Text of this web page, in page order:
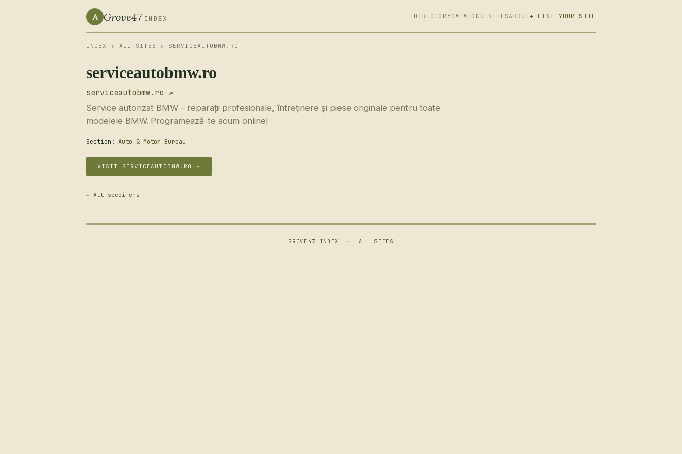
A Grove47 INDEX DIRECTORYCATALOGUE SITESABOUT + LIST YOUR SITE
INDEX › ALL SITES › SERVICEAUTOBMW.RO
serviceautobmw.ro
serviceautobmw.ro ↗
Service autorizat BMW – reparații profesionale, întreținere și piese originale pentru toate
modelele BMW. Programează-te acum online!
Section: Auto & Motor Bureau
VISIT SERVICEAUTOBMW.RO →
← All specimens
GROVE47 INDEX · ALL SITES